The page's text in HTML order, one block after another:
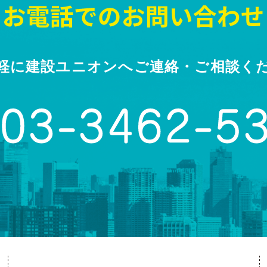
に建設ユニオンへご連絡・ご相談く